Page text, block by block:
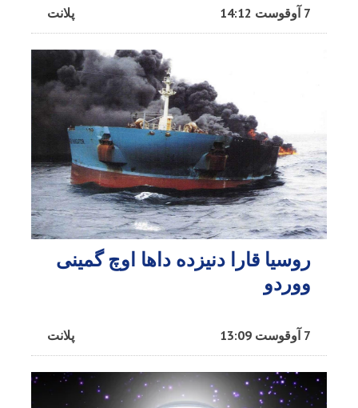
پلانت 7 آوقوست 14:12
روسیا قارا دنیزده داها اوچ گمینی
ووردو
پلانت 7 آوقوست 13:09